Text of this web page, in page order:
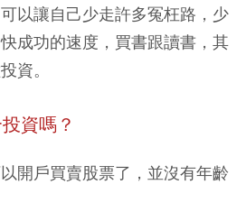
以讓自己少走許多冤枉路，少
快成功的速度，買書跟讀書，其
資。
資嗎？
開戶買賣股票了，並沒有年齡